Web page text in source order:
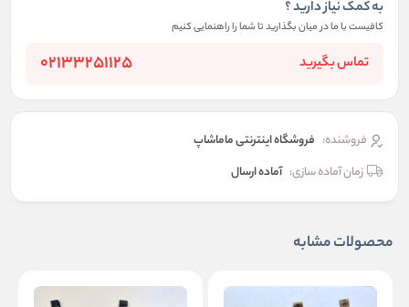
به کمک نیاز دارید ؟
کافیست با ما در میان بگذارید تا شما را راهنمایی کنیم
تماس بگیرید 02133251125
فروشنده: فروشگاه اینترنتی ماماشاپ
زمان آماده سازی: آماده ارسال
محصولات مشابه